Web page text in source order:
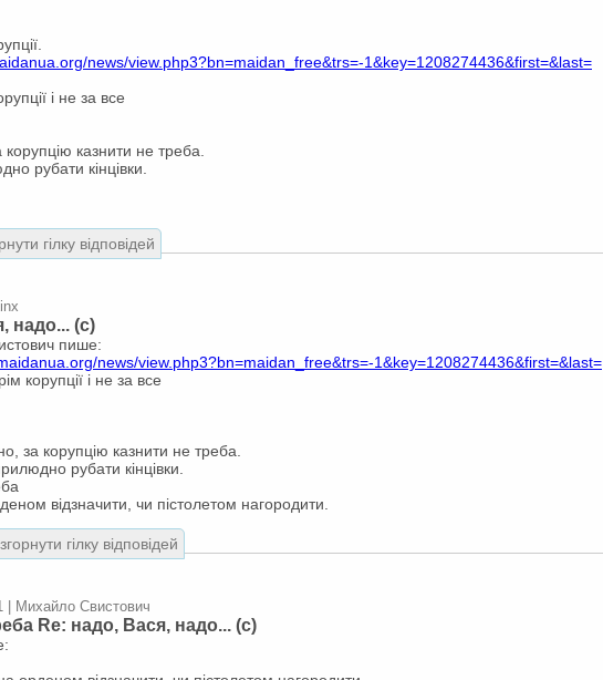
news/view.php3?bn=maidan_free&trs=-1&key=1208274436&first=&last=
і не за все
казнити не треба.
рубати кінцівки.
гілку відповідей
надо... (с)
пише:
news/view.php3?bn=maidan_free&trs=-1&key=1208274436&first=&last=
корупції і не за все
за корупцію казнити не треба.
рубати кінцівки.
відзначити, чи пістолетом нагородити.
гілку відповідей
| Михайло Свистович
Re: надо, Вася, надо... (с)